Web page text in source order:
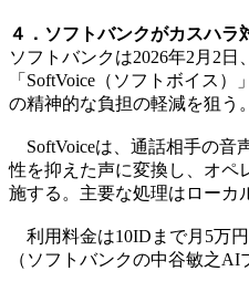
４．ソフトバンクがカスハ
ソフトバンクは2026年2月2
「SoftVoice（ソフトボイス
の精神的な負担の軽減を狙う。
SoftVoiceは、通話相手の音
性を抑えた声に変換し、オペ
施する。主要な処理はローカ
利用料金は10IDまで月5万
（ソフトバンクの中谷敏之